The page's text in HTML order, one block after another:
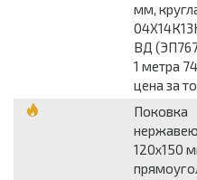
мм,
ВД
1 метра
цена за
Поковка
120x150